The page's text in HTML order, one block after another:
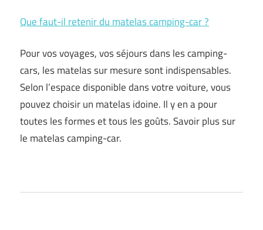
Que faut-il retenir du matelas camping-car ?
Pour vos voyages, vos séjours dans les camping-
cars, les matelas sur mesure sont indispensables.
Selon l’espace disponible dans votre voiture, vous
pouvez choisir un matelas idoine. Il y en a pour
toutes les formes et tous les goûts. Savoir plus sur
le matelas camping-car.